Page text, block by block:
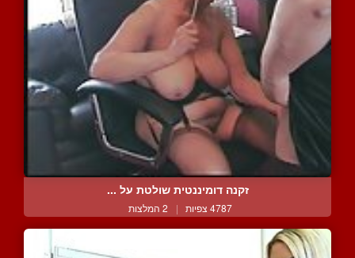
זקנה דומיננטית שולטת על ...
4787 צפיות | 2 המלצות